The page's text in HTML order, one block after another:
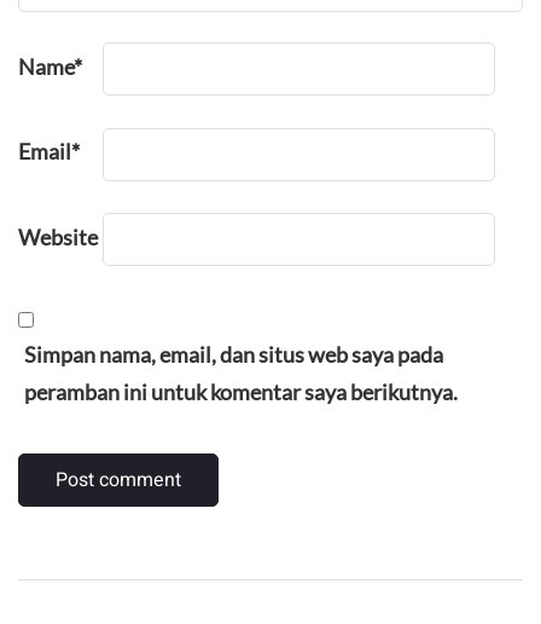
Name*
Email*
Website
Simpan nama, email, dan situs web saya pada
peramban ini untuk komentar saya berikutnya.